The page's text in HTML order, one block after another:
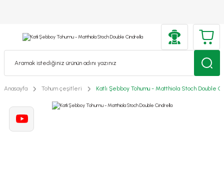
Anasayfa Tohum çeşitleri Katlı Şebboy Tohumu - Matthiola Stoch Double